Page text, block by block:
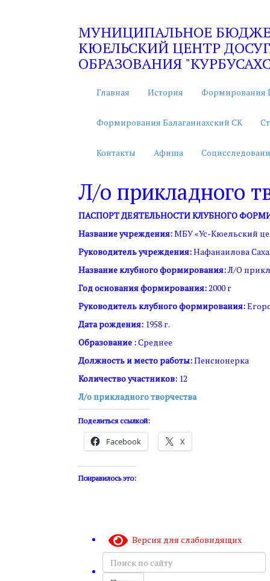
МУНИЦИПАЛЬНОЕ
КЮЕЛЬСКИЙ ЦЕНТР
ОБРАЗОВАНИЯ
Главная История Формирования
Формирования Балаганнахский СК
Контакты Афиша
Л/о прикладного
ПАСПОРТ ДЕЯТЕЛЬНОСТИ КЛУБНОГО
Название учреждения:МБУ «Ус-Кюельский
Руководитель учреждения:Нафанаилова
Название клубного формирования:Л/О
Год основания формирования:2000 г
Руководитель клубного формирования:
Дата рождения: 1958 г.
Образование :Среднее
Должность и место работы:Пенсионерка
Количество участников: 12
Л/о прикладного творчества
Поделиться ссылкой:
Facebook X
Понравилось это:
Версия для слабовидящих
Поиск
по